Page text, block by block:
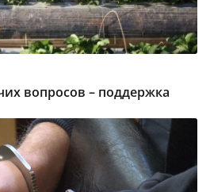
вопросов – поддержка